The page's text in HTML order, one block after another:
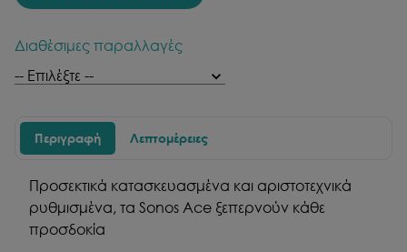
Διαθέσιμες παραλλαγές
Περιγραφή Λεπτομέρειες
Προσεκτικά κατασκευασμένα και αριστοτεχνικά
ρυθμισμένα, τα Sonos Ace ξεπερνούν κάθε
προσδοκία